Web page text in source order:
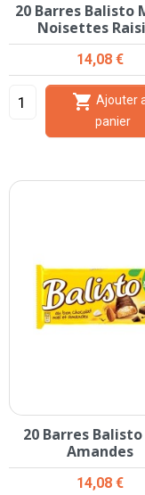
20 Barres Balisto
Noisettes
Prix
14,08 €

panier
20 Barres
Amandes
Prix
14,08 €